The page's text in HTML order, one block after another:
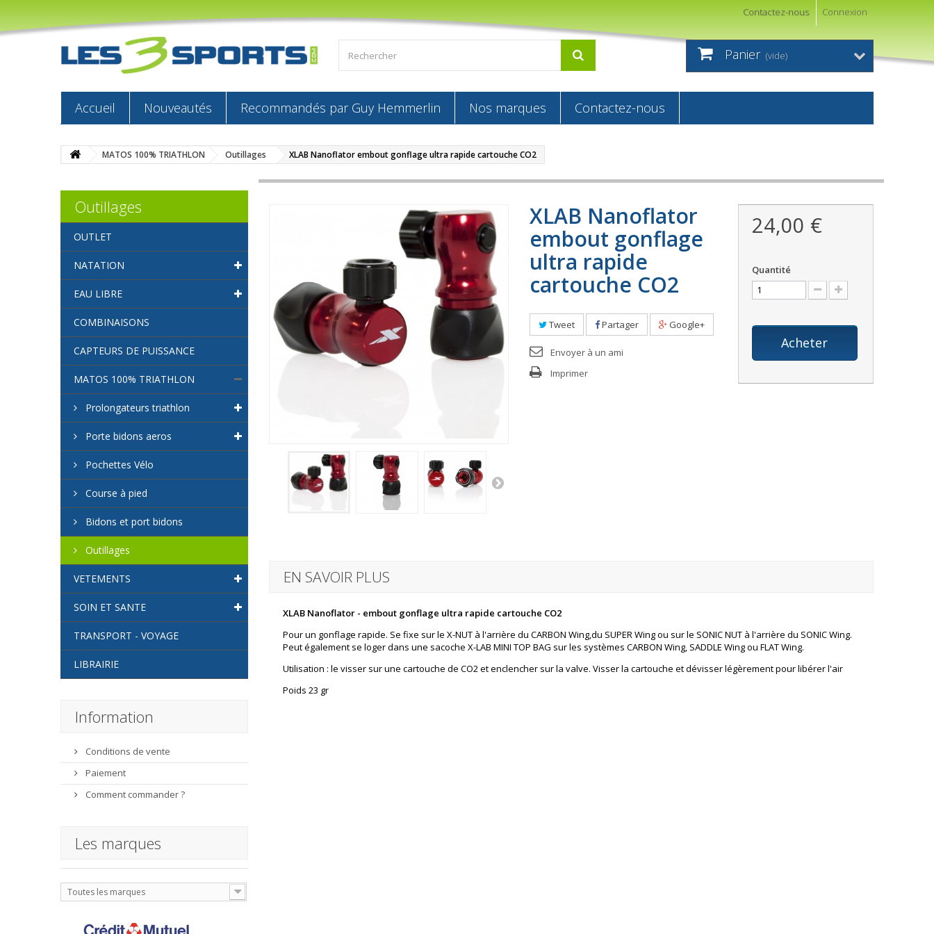
Connexion
Contactez-nous
Panier (vide)
Accueil Nouveautés Recommandés par Guy Hemmerlin Nos marques Contactez-nous
MATOS 100% TRIATHLON Outillages XLAB Nanoflator embout gonflage ultra rapide cartouche CO2
Outillages
OUTLET
NATATION
EAU LIBRE
COMBINAISONS
CAPTEURS DE PUISSANCE
MATOS 100% TRIATHLON
Prolongateurs triathlon
Porte bidons aeros
Pochettes Vélo
Course à pied
Bidons et port bidons
Outillages
VETEMENTS
SOIN ET SANTE
TRANSPORT - VOYAGE
LIBRAIRIE
Information
Conditions de vente
Paiement
Comment commander ?
Les marques
Toutes les marques
XLAB Nanoflator
embout gonflage
ultra rapide
cartouche CO2
Tweet Partager Google+
Envoyer à un ami
Imprimer
24,00 €
Quantité
Acheter
EN SAVOIR PLUS
XLAB Nanoflator - embout gonflage ultra rapide cartouche CO2
Pour un gonflage rapide. Se fixe sur le X-NUT à l'arrière du CARBON Wing,du SUPER Wing ou sur le SONIC NUT à l'arrière du SONIC Wing.
Peut également se loger dans une sacoche X-LAB MINI TOP BAG sur les systèmes CARBON Wing, SADDLE Wing ou FLAT Wing.
Utilisation : le visser sur une cartouche de CO2 et enclencher sur la valve. Visser la cartouche et dévisser légèrement pour libérer l'air
Poids 23 gr